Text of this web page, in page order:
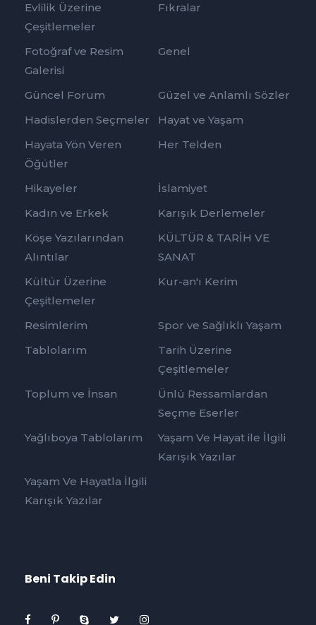
Evlilik Üzerine
Çeşitlemeler
Fıkralar
Fotoğraf ve Resim
Galerisi
Genel
Güncel Forum
Güzel ve Anlamlı Sözler
Hadislerden Seçmeler
Hayat ve Yaşam
Hayata Yön Veren
Öğütler
Her Telden
Hikayeler
İslamiyet
Kadın ve Erkek
Karışık Derlemeler
Köşe Yazılarından
Alıntılar
KÜLTÜR & TARİH VE
SANAT
Kültür Üzerine
Çeşitlemeler
Kur-an'ı Kerim
Resimlerim
Spor ve Sağlıklı Yaşam
Tablolarım
Tarih Üzerine
Çeşitlemeler
Toplum ve İnsan
Ünlü Ressamlardan
Seçme Eserler
Yağlıboya Tablolarım
Yaşam Ve Hayat ile İlgili
Karışık Yazılar
Yaşam Ve Hayatla İlgili
Karışık Yazılar
Beni Takip Edin